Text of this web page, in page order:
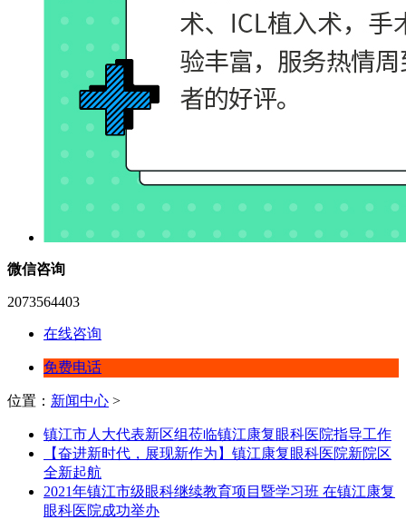
微信咨询
2073564403
在线咨询
免费电话
位置： 新闻中心 >
镇江市人大代表新区组莅临镇江康复眼科医院指导工作
【奋进新时代，展现新作为】镇江康复眼科医院新院区
全新起航
2021年镇江市级眼科继续教育项目暨学习班 在镇江康复
眼科医院成功举办